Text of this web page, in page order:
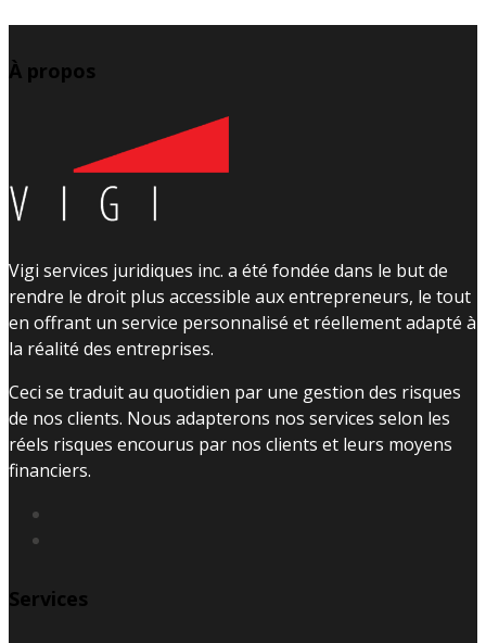
À propos
Vigi services juridiques inc. a été fondée dans le but de
rendre le droit plus accessible aux entrepreneurs, le tout
en offrant un service personnalisé et réellement adapté à
la réalité des entreprises.
Ceci se traduit au quotidien par une gestion des risques
de nos clients. Nous adapterons nos services selon les
réels risques encourus par nos clients et leurs moyens
financiers.
Services